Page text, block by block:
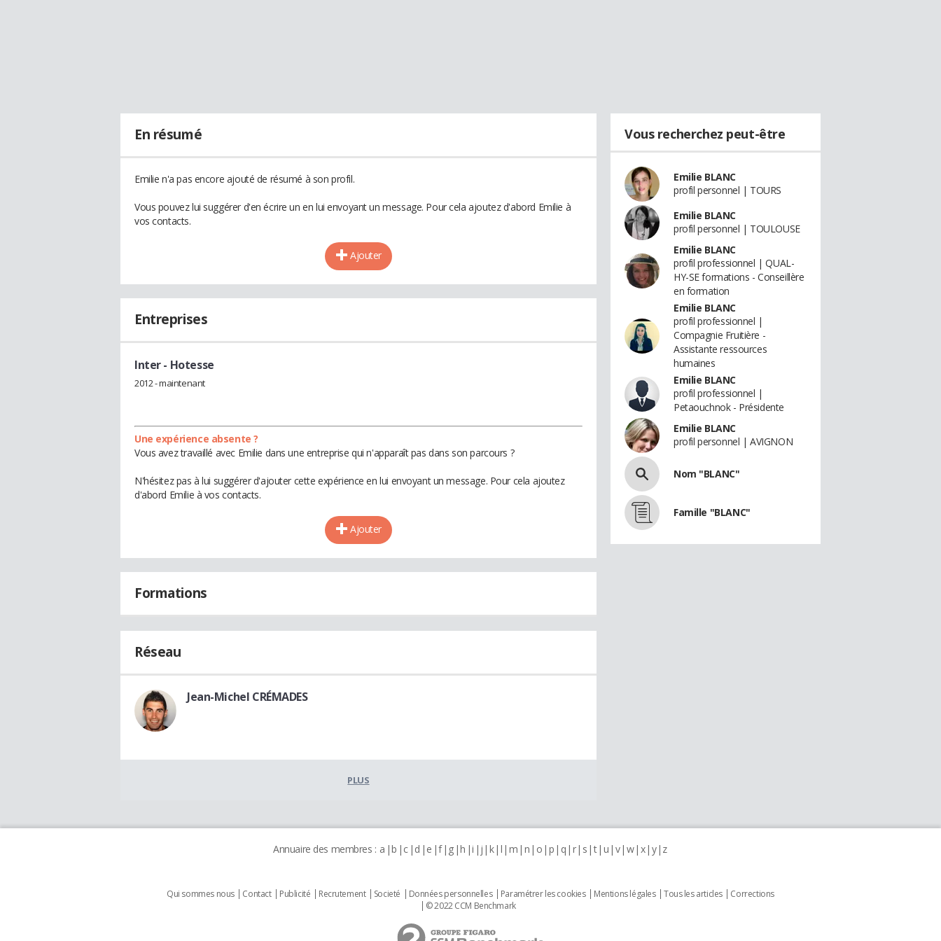
En résumé
Emilie n'a pas encore ajouté de résumé à son profil.
Vous pouvez lui suggérer d'en écrire un en lui envoyant un message. Pour cela ajoutez d'abord Emilie à
vos contacts.
Ajouter
Entreprises
Inter- Hotesse
2012 - maintenant
Une expérience absente ?
Vous avez travaillé avec Emilie dans une entreprise qui n'apparaît pas dans son parcours ?
N'hésitez pas à lui suggérer d'ajouter cette expérience en lui envoyant un message. Pour cela ajoutez
d'abord Emilie à vos contacts.
Ajouter
Formations
Réseau
Jean-Michel CRÉMADES
PLUS
Vous recherchez peut-être
Emilie BLANC
profil personnel | TOURS
Emilie BLANC
profil personnel | TOULOUSE
Emilie BLANC
profil professionnel | QUAL-
HY-SE formations - Conseillère
en formation
Emilie BLANC
profil professionnel |
Compagnie Fruitière -
Assistante ressources
humaines
Emilie BLANC
profil professionnel |
Petaouchnok - Présidente
Emilie BLANC
profil personnel | AVIGNON
Nom "BLANC"
Famille "BLANC"
Annuaire des membres : a b c d e f g h i j k l m n o p q r s t u v w x y z
Qui sommes nous Contact Publicité Recrutement Societé Données personnelles Paramétrer les cookies Mentions légales Tous les articles
Corrections
© 2022 CCM Benchmark